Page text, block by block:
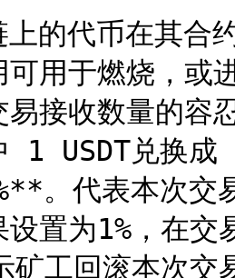
的代币在其合
可用于燃烧，或
易接收数量的容
1 USDT兑换
。代表本次
置为1%，在
矿工回滚本次交